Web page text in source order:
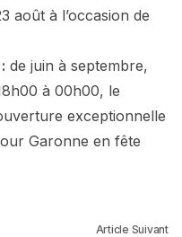
août à l’occasion de
de juin à septembre,
à 00h00, le
exceptionnelle
Garonne en fête
Article Suivant